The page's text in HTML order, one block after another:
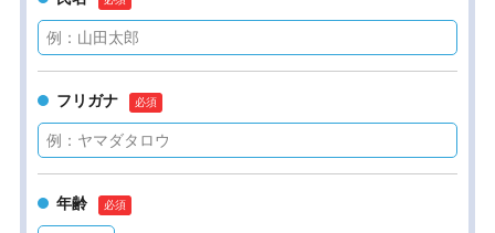
フリガナ
年齢